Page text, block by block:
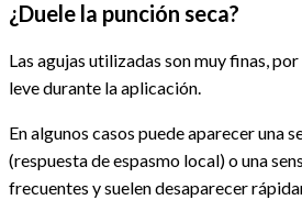
¿Duele la punción seca?
Las agujas utilizadas son muy finas,
leve durante la aplicación.
En algunos casos puede aparecer una
(respuesta de espasmo local) o una
frecuentes y suelen desaparecer